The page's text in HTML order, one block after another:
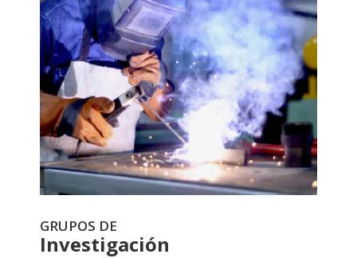
GRUPOS DE
Investigación